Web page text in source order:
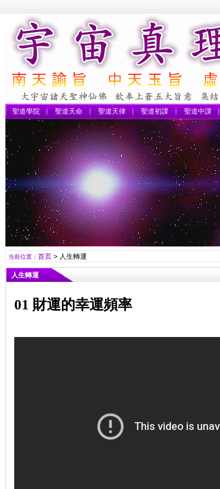
聖道學院 聖道天命 聖道天律 聖道初課 聖道中課
当前位置： 首页> 人生轉運
人生轉運
01 財運的幸運頻率